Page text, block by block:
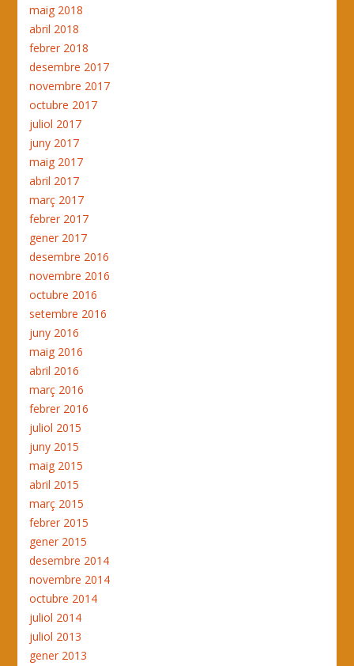
maig 2018
abril 2018
febrer 2018
desembre 2017
novembre 2017
octubre 2017
juliol 2017
juny 2017
maig 2017
abril 2017
març 2017
febrer 2017
gener 2017
desembre 2016
novembre 2016
octubre 2016
setembre 2016
juny 2016
maig 2016
abril 2016
març 2016
febrer 2016
juliol 2015
juny 2015
maig 2015
abril 2015
març 2015
febrer 2015
gener 2015
desembre 2014
novembre 2014
octubre 2014
juliol 2014
juliol 2013
gener 2013